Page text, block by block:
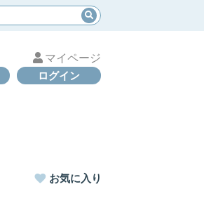
マイページ
ログイン
お気に入り